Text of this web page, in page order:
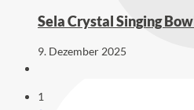
Sela Crystal Singing
9. Dezember 2025
1